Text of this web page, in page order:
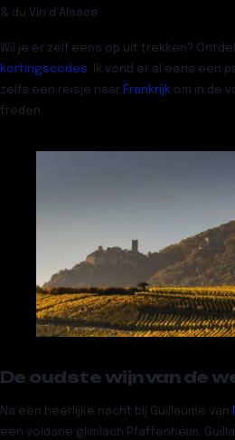
& du Vin d’Alsace
Wil je er zelf eens op uit trekken?
kortingscodes . Ik vond er al eens een
zelfs een reisje naar Frankrijk om in de
treden.
De oudste wijn van de
Na een heerlijke nacht bij Guillaume van
een voldane glimlach Pfaffenheim.